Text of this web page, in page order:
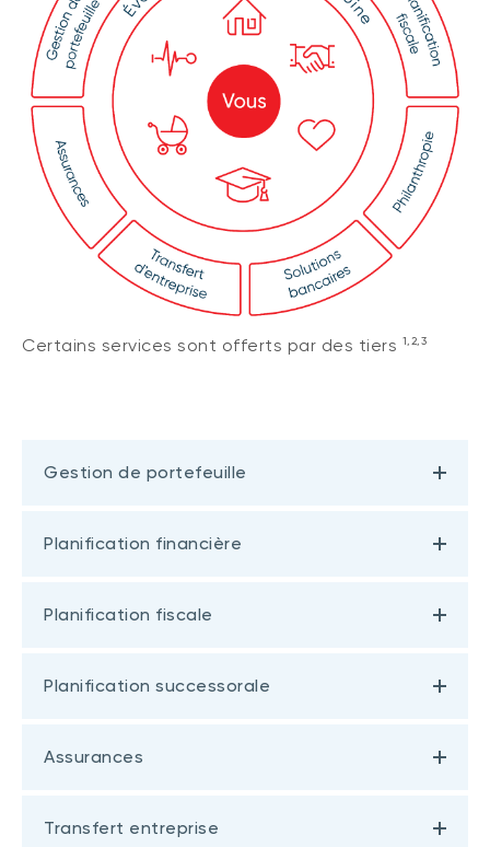
Certains services sont offerts par des tiers 1,2,3
Gestion de portefeuille
Planification financière
Planification fiscale
Planification successorale
Assurances
Transfert entreprise